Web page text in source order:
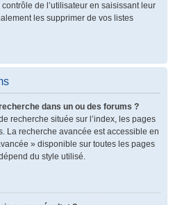
de l’utilisateur en saisissant leur
les supprimer de vos listes
dans un ou des forums ?
recherche située sur l’index, les pages
La recherche avancée est accessible en
» disponible sur toutes les pages
du style utilisé.